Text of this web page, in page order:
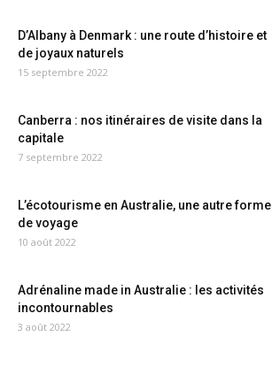
D’Albany à Denmark : une route d’histoire et
de joyaux naturels
15 septembre 2022
Canberra : nos itinéraires de visite dans la
capitale
7 septembre 2022
L’écotourisme en Australie, une autre forme
de voyage
10 août 2022
Adrénaline made in Australie : les activités
incontournables
3 août 2022